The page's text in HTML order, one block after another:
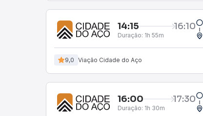
14:15 16:10
Duração: 1h 55m
9,0 Viação Cidade do Aço
16:00 17:30
Duração: 1h 30m